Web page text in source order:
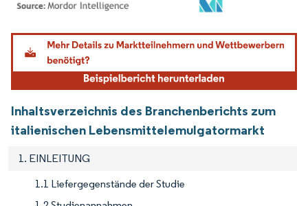
Bild © Mordor Intelligence. Wiederverwendung erfordert Namensnennung gemäß
Inhaltsverzeichnis des Branchenberichts zum
italienischen Lebensmittelemulgatormarkt
1. EINLEITUNG
1.1 Liefergegenstände der Studie